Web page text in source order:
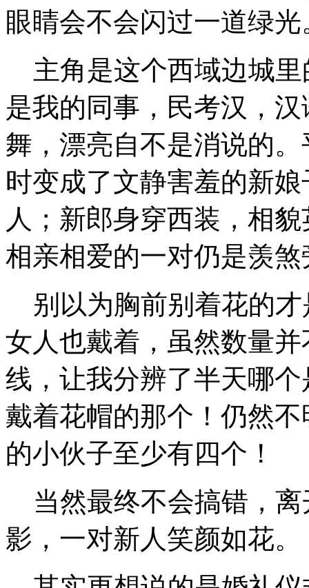
眼睛会不会闪过一道绿光
主角是这个西域边城
是我的同事，民考汉，
舞，漂亮自不是消说的
时变成了文静害羞的新
人；新郎身穿西装，相
相亲相爱的一对仍是羡煞
别以为胸前别着花的
女人也戴着，虽然数量
线，让我分辨了半天哪
戴着花帽的那个！仍然
的小伙子至少有四个！
当然最终不会搞错，
影，一对新人笑颜如花。